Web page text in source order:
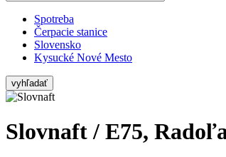
Spotreba
Čerpacie stanice
Slovensko
Kysucké Nové Mesto
vyhľadať
Slovnaft / E75,